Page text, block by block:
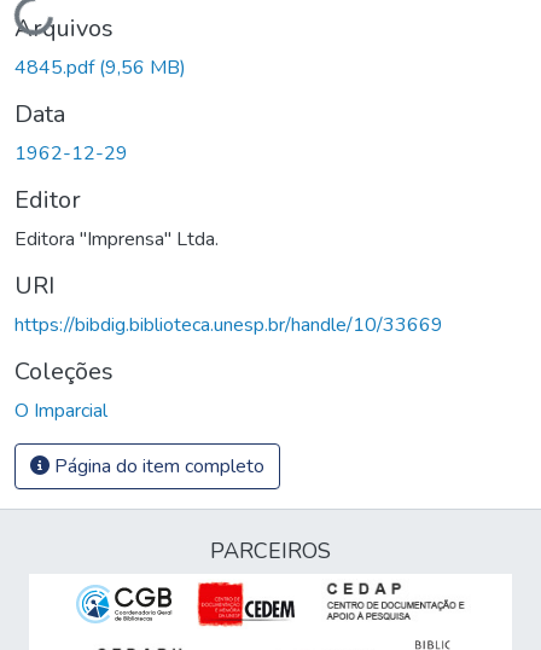
Carregando...
Arquivos
4845.pdf(9,56 MB)
Data
1962-12-29
Editor
Editora "Imprensa" Ltda.
URI
https://bibdig.biblioteca.unesp.br/handle/10/33669
Coleções
O Imparcial
Página do item completo
PARCEIROS